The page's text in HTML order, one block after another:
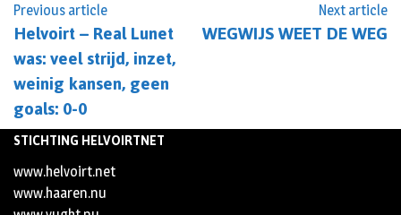
Previous article
Helvoirt – Real Lunet
was: veel strijd, inzet,
weinig kansen, geen
goals: 0-0
Next article
WEGWIJS WEET DE WEG
STICHTING HELVOIRTNET
www.helvoirt.net
www.haaren.nu